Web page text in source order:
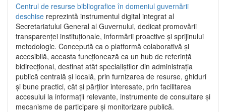
Centrul de resurse bibliografice în domeniul guvernării
deschise reprezintă instrumentul digital integrat al
Secretariatului General al Guvernului, dedicat promovării
transparenței instituționale, informării proactive și sprijinului
metodologic. Concepută ca o platformă colaborativă și
accesibilă, aceasta funcționează ca un hub de referință
bidirecțional, destinat atât specialiștilor din administrația
publică centrală și locală, prin furnizarea de resurse, ghiduri
și bune practici, cât și părților interesate, prin facilitarea
accesului la informații relevante, instrumente de consultare și
mecanisme de participare și monitorizare publică.